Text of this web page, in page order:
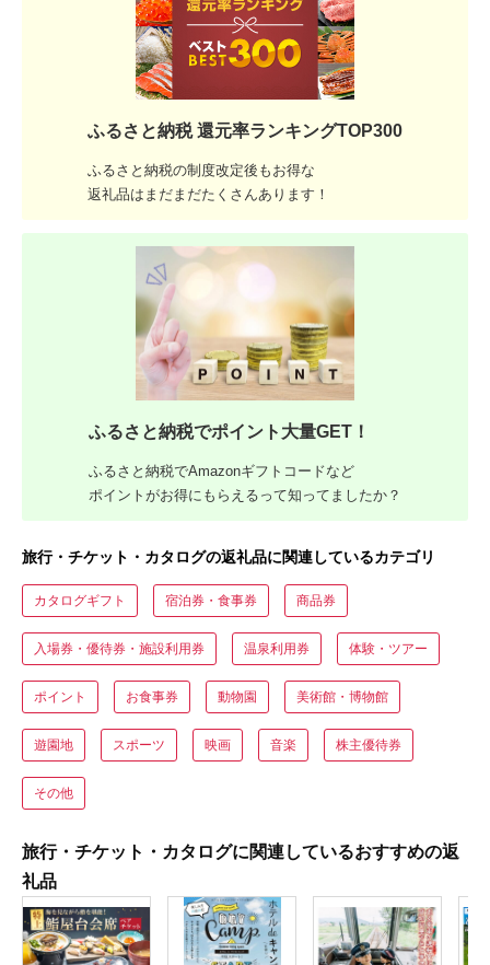
ふるさと納税 還元率ランキングTOP300
ふるさと納税の制度改定後もお得な
返礼品はまだまだたくさんあります！
ふるさと納税でポイント大量GET！
ふるさと納税でAmazonギフトコードなど
ポイントがお得にもらえるって知ってましたか？
旅行・チケット・カタログの返礼品に関連しているカテゴリ
カタログギフト 宿泊券・食事券 商品券
入場券・優待券・施設利用券 温泉利用券 体験・ツアー
ポイント お食事券 動物園 美術館・博物館
遊園地 スポーツ 映画 音楽 株主優待券
その他
旅行・チケット・カタログに関連しているおすすめの返
礼品